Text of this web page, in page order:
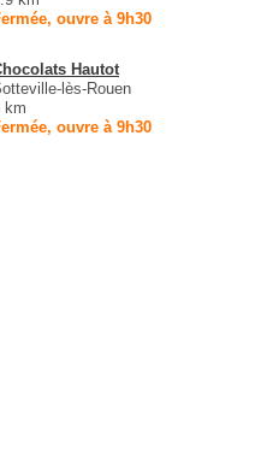
ouvre à 9h30
Hautot
lès-Rouen
km
ouvre à 9h30